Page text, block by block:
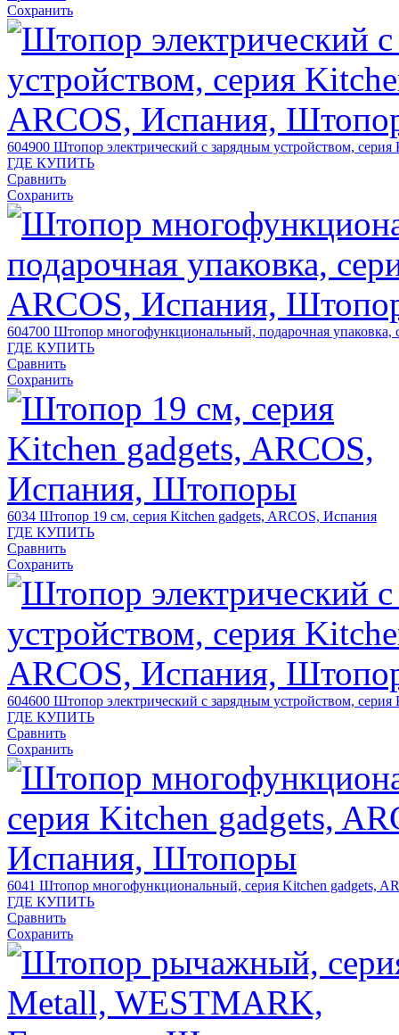
Сохранить
604900 Штопор электрический с зарядным устройством,
ГДЕ КУПИТЬ
Сравнить
Сохранить
604700 Штопор многофункциональный, подарочная упаковка,
ГДЕ КУПИТЬ
Сравнить
Сохранить
6034 Штопор 19 cм, серия Kitchen gadgets, ARCOS, Испания
ГДЕ КУПИТЬ
Сравнить
Сохранить
604600 Штопор электрический с зарядным устройством,
ГДЕ КУПИТЬ
Сравнить
Сохранить
6041 Штопор многофункциональный, серия Kitchen gadgets,
ГДЕ КУПИТЬ
Сравнить
Сохранить